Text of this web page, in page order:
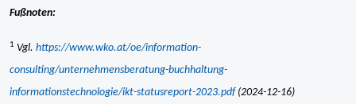
Fußnoten:
1 Vgl. https://www.wko.at/oe/information-
consulting/unternehmensberatung-buchhaltung-
informationstechnologie/ikt-statusreport-2023.pdf(2024-12-16)